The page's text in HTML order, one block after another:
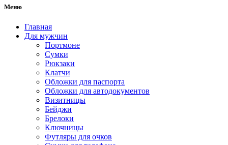
Меню
Главная
Для мужчин
Портмоне
Сумки
Рюкзаки
Клатчи
Обложки для паспорта
Обложки для автодокументов
Визитницы
Бейджи
Брелоки
Ключницы
Футляры для очков